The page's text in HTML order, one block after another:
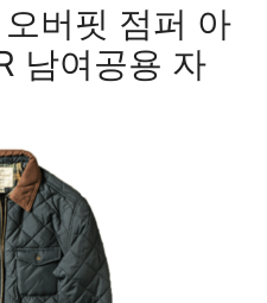
버핏 점퍼 아
남여공용 자